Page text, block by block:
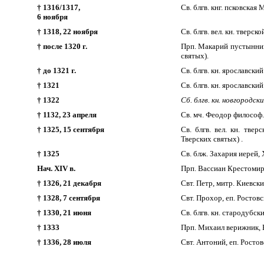
† 1316/1317,
6 ноября
Св. блгв. кнг.
† 1318, 22 ноября
Св. блгв. вел. кн.
† после 1320 г.
Прп. Макарий
святых).
† до 1321 г.
Св. блгв. кн.
† 1321
Св. блгв. кн.
† 1322
Сб. блгв. кн.
† 1132, 23 апреля
Св. мч. Феодор
† 1325, 15 сентября
Св. блгв. вел. кн.
Тверских святых) .
† 1325
Св. блж. Захария
Нач. XIV в.
Прп. Вассиан
† 1326, 21 декабря
Свт. Петр, митр.
† 1328, 7 сентября
Свт. Прохор, еп.
† 1330, 21 июня
Св. блгв. кн.
† 1333
Прп. Михаил верижник,
† 1336, 28 июля
Свт. Антоний, еп.